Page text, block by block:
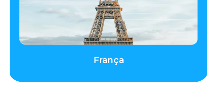
França